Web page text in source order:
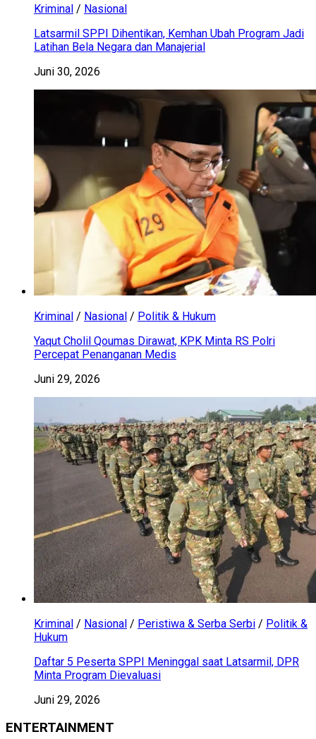
Kriminal / Nasional
Latsarmil SPPI Dihentikan, Kemhan Ubah Program Jadi
Latihan Bela Negara dan Manajerial
Juni 30, 2026
Kriminal / Nasional / Politik & Hukum
Yaqut Cholil Qoumas Dirawat, KPK Minta RS Polri
Percepat Penanganan Medis
Juni 29, 2026
Kriminal / Nasional / Peristiwa & Serba Serbi / Politik &
Hukum
Daftar 5 Peserta SPPI Meninggal saat Latsarmil, DPR
Minta Program Dievaluasi
Juni 29, 2026
ENTERTAINMENT